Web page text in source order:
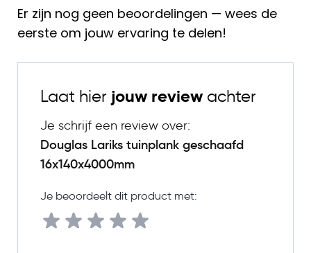
Er zijn nog geen beoordelingen — wees de
eerste om jouw ervaring te delen!
Laat hier jouw review achter
Je schrijf een review over:
Douglas Lariks tuinplank geschaafd
16x140x4000mm
Je beoordeelt dit product met: